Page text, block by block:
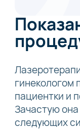
гинекологом
пациентки и
Зачастую
следующих